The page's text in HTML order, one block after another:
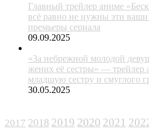
Главный трейлер аниме
всё равно не нужны эти
премьеры сериала
09.09.2025
«За небрежной молодой
жених её сестры» — трейлер
младшую сестру и смуглого
30.05.2025
2017 2018 2019 2020 2021